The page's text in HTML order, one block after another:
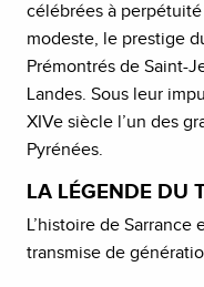
célébrées à
modeste, le prestige
Prémontrés de Saint-
Landes. Sous leur
XIVe siècle l’un des
Pyrénées.
LA LÉGENDE DU
L’histoire de
transmise de